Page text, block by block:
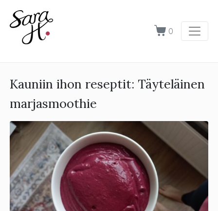
0
Kauniin ihon reseptit: Täyteläinen
marjasmoothie